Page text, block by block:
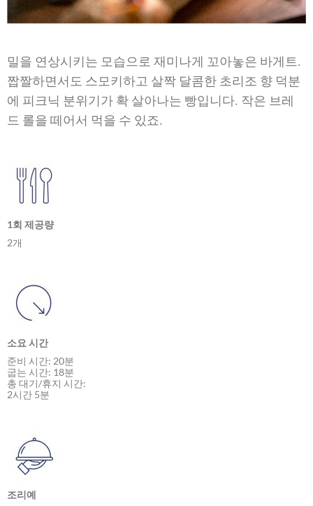
밀을 연상시키는 모습으로 재미나게 꼬아놓은 바게트.
짭짤하면서도 스모키하고 살짝 달콤한 초리조 향 덕분
에 피크닉 분위기가 확 살아나는 빵입니다. 작은 브레
드 롤을 떼어서 먹을 수 있죠.
1회 제공량
2개
소요 시간
준비 시간: 20분
굽는 시간: 18분
총 대기/휴지 시간:
2시간 5분
조리예